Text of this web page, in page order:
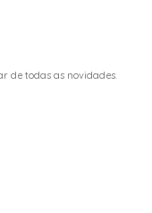
de todas as novidades.